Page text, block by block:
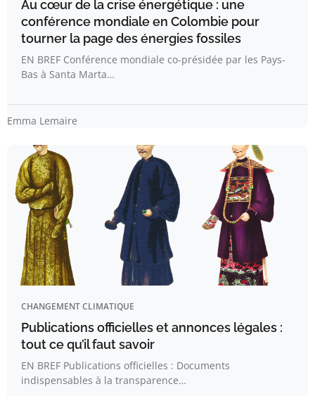
Au cœur de la crise énergétique : une
conférence mondiale en Colombie pour
tourner la page des énergies fossiles
EN BREF Conférence mondiale co-présidée par les Pays-
Bas à Santa Marta…
Emma Lemaire
CHANGEMENT CLIMATIQUE
Publications officielles et annonces légales :
tout ce qu’il faut savoir
EN BREF Publications officielles : Documents
indispensables à la transparence…